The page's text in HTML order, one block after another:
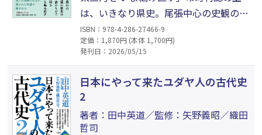
は、いきなり県史。尾張中心の史観のな
かで、東三河は何を失ってきたのか。明
治維新百六十年を機に、東三河の歴史を
地域の視点から再検証する。文献の差異
を丁寧に読み解き、主観を明示し、公開
の議論を通して歴史を編み上げる。歴史
を書くことは、地域の立場を取り戻すこ
とである。
ISBN：978-4-286-27466-9
定価：1,870円 (本体 1,700円)
発刊日：2026/05/15
日本にやって来たユダヤ人の古代史
2
著者：田中英道／監修：矢野義昭／織田
哲司